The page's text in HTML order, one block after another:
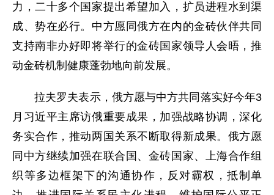
力，二十多个国家提出希望加入，扩员进程水到渠
成、势在必行。中方愿同俄方在内的金砖伙伴共同
支持南非办好即将举行的金砖国家领导人会晤，推
动金砖机制健康蓬勃地向前发展。
拉夫罗夫表示，俄方愿与中方共同落实好今年3
月习近平主席访俄重要成果，加强战略协调，深化
务实合作，推动两国关系不断取得新成果。俄方愿
同中方继续加强在联合国、金砖国家、上海合作组
织等多边框架下的沟通协作，反对霸权，抵制单